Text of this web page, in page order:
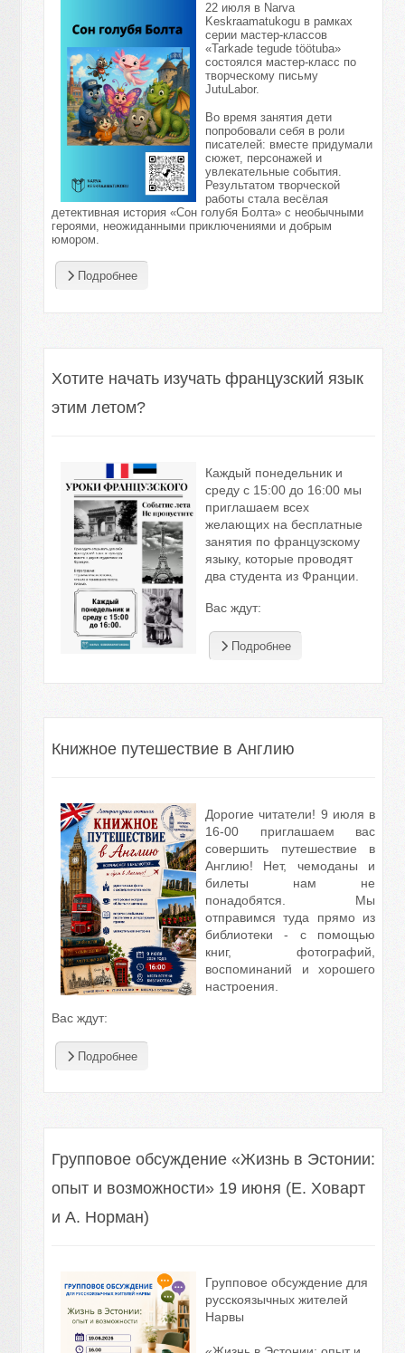
22июля в Narva
Keskraamatukogu в рамках
серии мастер-классов
«Tarkade tegude töötuba»
состоялся мастер-класс по
творческому письму
JutuLabor.
Во время занятия дети
попробовали себя в роли
писателей: вместе придумали
сюжет, персонажей и
увлекательные события.
Результатом творческой
работы стала весёлая
детективная история «Сон голубя Болта» с необычными
героями, неожиданными приключениями и добрым
юмором.
Подробнее
Хотите начать изучать французский язык
этим летом?
Каждый понедельник и
среду с 15:00 до 16:00 мы
приглашаем всех
желающих на бесплатные
занятия по французскому
языку, которые проводят
два студента из Франции.
Вас ждут:
Подробнее
Книжное путешествие в Англию
Дорогие читатели! 9 июля в
16-00 приглашаем вас
совершить путешествие в
Англию! Нет, чемоданы и
билеты нам не
понадобятся. Мы
отправимся туда прямо из
библиотеки - с помощью
книг, фотографий,
воспоминаний и хорошего
настроения.
Вас ждут:
Подробнее
Групповое обсуждение «Жизнь в Эстонии:
опыт и возможности» 19 июня (Е. Ховарт
и А. Норман)
Групповое обсуждение для
русскоязычных жителей
Нарвы